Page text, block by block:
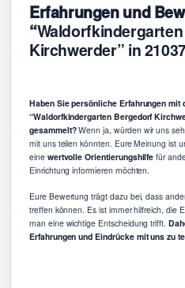
Erfahrungen und
“
Kirchwerder” in
Haben Sie persönliche Erfahrungen mit
“Waldorfkindergarten Bergedorf
gesammelt?Wenn ja, würden wir uns
mit uns teilen könnten. Eure Meinung ist
eine wertvolle Orientierungshilfe für
Einrichtung informieren möchten.
Eure Bewertung trägt dazu bei, dass
treffen können. Es ist immer hilfreich, die
man eine wichtige Entscheidung trifft.
Erfahrungen und Eindrücke mit uns zu